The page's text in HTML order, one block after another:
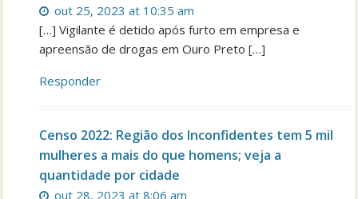
out 25, 2023 at 10:35 am
[…] Vigilante é detido após furto em empresa e
apreensão de drogas em Ouro Preto […]
Responder
Censo 2022: Região dos Inconfidentes tem 5 mil
mulheres a mais do que homens; veja a
quantidade por cidade
out 28, 2023 at 8:06 am